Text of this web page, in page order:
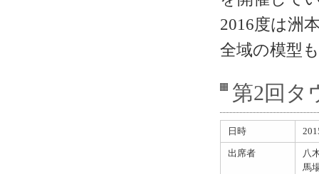
2016度は洲
全域の模型
第2回タ
日時
出席者
八
馬